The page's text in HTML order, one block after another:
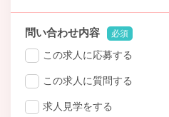
問い合わせ内容 必須
この求人に応募する
この求人に質問する
求人見学をする